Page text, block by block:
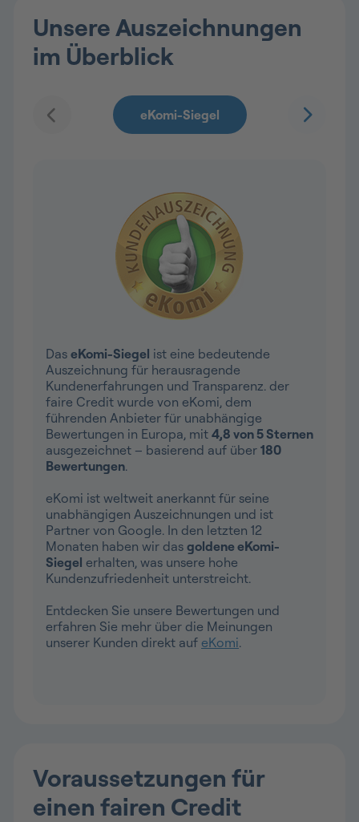
Unsere Auszeichnungen
im Überblick
Das eKomi-Siegel ist eine bedeutende
Auszeichnung für herausragende
Kundenerfahrungen und Transparenz. der
faire Credit wurde von eKomi, dem
führenden Anbieter für unabhängige
Bewertungen in Europa, mit 4,8 von 5 Sternen
ausgezeichnet – basierend auf über 180
Bewertungen.
eKomi ist weltweit anerkannt für seine
unabhängigen Auszeichnungen und ist
Partner von Google. In den letzten 12
Monaten haben wir das goldene eKomi-
Siegel erhalten, was unsere hohe
Kundenzufriedenheit unterstreicht.
Entdecken Sie unsere Bewertungen und
erfahren Sie mehr über die Meinungen
unserer Kunden direkt auf eKomi.
Voraussetzungen für
einen fairen Credit